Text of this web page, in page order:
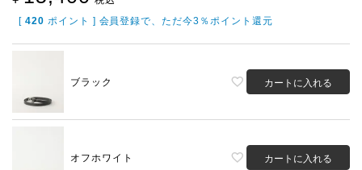
[ 420 ポイント ] 会員登録で、ただ今3％ポイント還元
ブラック カートに入れる
オフホワイト カートに入れる